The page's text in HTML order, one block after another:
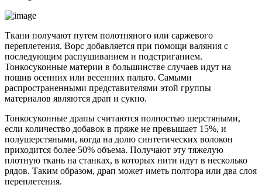
Ткани получают путем полотняного или саржевого
переплетения. Ворс добавляется при помощи валяния с
последующим распушиванием и подстриганием.
Тонкосуконные материи в большинстве случаев идут на
пошив осенних или весенних пальто. Самыми
распространенными представителями этой группы
материалов являются драп и сукно.
Тонкосуконные драпы считаются полностью шерстяными,
если количество добавок в пряже не превышает 15%, и
полушерстяными, когда на долю синтетических волокон
приходится более 50% объема. Получают эту тяжелую
плотную ткань на станках, в которых нити идут в несколько
рядов. Таким образом, драп может иметь полтора или два слоя
переплетения.